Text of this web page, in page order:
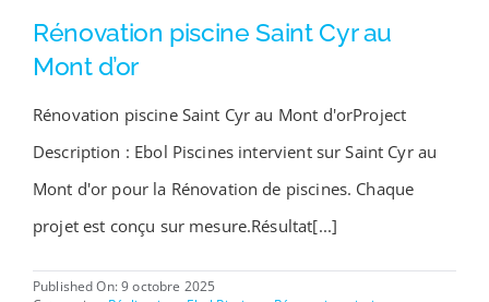
Rénovation piscine Saint Cyr au
Mont d’or
Rénovation piscine Saint Cyr au Mont d'orProject
Description : Ebol Piscines intervient sur Saint Cyr au
Mont d'or pour la Rénovation de piscines. Chaque
projet est conçu sur mesure.Résultat[...]
Published On: 9 octobre 2025